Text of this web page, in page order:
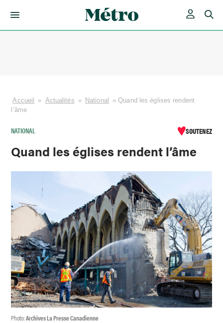
Accueil » Actualités » National »Quand les églises rendent
l’âme
NATIONAL SOUTENEZ
Quand les églises rendent l’âme
Photo:Archives La Presse Canadienne